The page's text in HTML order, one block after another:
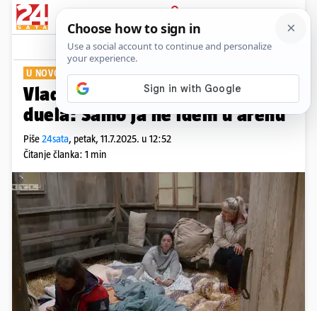
PRIJAVA
Show Komentari
U NOVOJ EPIZODI 'FARME'
Vladat će velika napetost uoči
duela: Samo ja ne idem u arenu
Piše24sata, petak, 11.7.2025. u 12:52
Čitanje članka: 1 min